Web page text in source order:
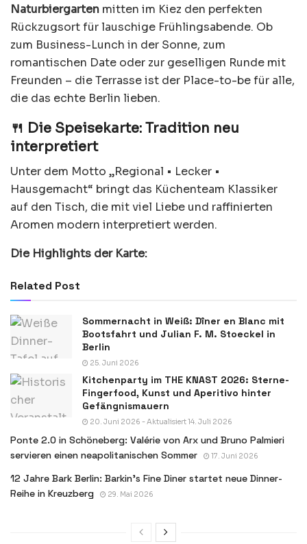
Naturbiergarten mitten im Kiez den perfekten
Rückzugsort für lauschige Frühlingsabende. Ob
zum Business-Lunch in der Sonne, zum
romantischen Date oder zur geselligen Runde mit
Freunden – die Terrasse ist der Place-to-be für alle,
die das echte Berlin lieben.
🍴 Die Speisekarte: Tradition neu
interpretiert
Unter dem Motto „Regional • Lecker •
Hausgemacht“ bringt das Küchenteam Klassiker
auf den Tisch, die mit viel Liebe und raffinierten
Aromen modern interpretiert werden.
Die Highlights der Karte:
Related Post
Sommernacht in Weiß: Dîner en Blanc mit
Bootsfahrt und Julian F. M. Stoeckel in
Berlin
25. Juni 2026
Kitchenparty im THE KNAST 2026: Sterne-
Fingerfood, Kunst und Aperitivo hinter
Gefängnismauern
20. Juni 2026 - Aktualisiert 14. Juli 2026
Ponte 2.0 in Schöneberg: Valérie von Arx und Bruno Palmieri
servieren einen neapolitanischen Sommer
17. Juni 2026
12 Jahre Bark Berlin: Barkin’s Fine Diner startet neue Dinner-
Reihe in Kreuzberg
29. Mai 2026